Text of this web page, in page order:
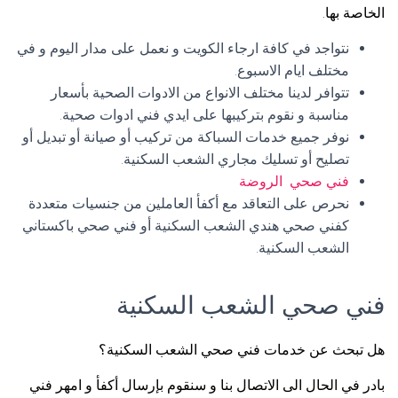
الخاصة بها.
نتواجد في كافة ارجاء الكويت و نعمل على مدار اليوم و في
مختلف ايام الاسبوع.
تتوافر لدينا مختلف الانواع من الادوات الصحية بأسعار
مناسبة و نقوم بتركيبها على ايدي فني ادوات صحية.
نوفر جميع خدمات السباكة من تركيب أو صيانة أو تبديل أو
تصليح أو تسليك مجاري الشعب السكنية.
فني صحي الروضة
نحرص على التعاقد مع أكفأ العاملين من جنسيات متعددة
كفني صحي هندي الشعب السكنية أو فني صحي باكستاني
الشعب السكنية.
فني صحي الشعب السكنية
هل تبحث عن خدمات فني صحي الشعب السكنية؟
بادر في الحال الى الاتصال بنا و سنقوم بإرسال أكفأ و امهر فني